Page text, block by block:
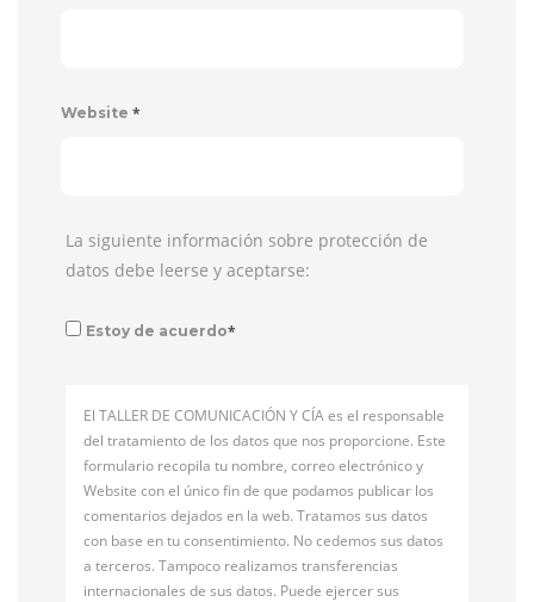
Website *
La siguiente información sobre protección de
datos debe leerse y aceptarse:
Estoy de acuerdo*
El TALLER DE COMUNICACIÓN Y CÍA es el responsable
del tratamiento de los datos que nos proporcione. Este
formulario recopila tu nombre, correo electrónico y
Website con el único fin de que podamos publicar los
comentarios dejados en la web. Tratamos sus datos
con base en tu consentimiento. No cedemos sus datos
a terceros. Tampoco realizamos transferencias
internacionales de sus datos. Puede ejercer sus